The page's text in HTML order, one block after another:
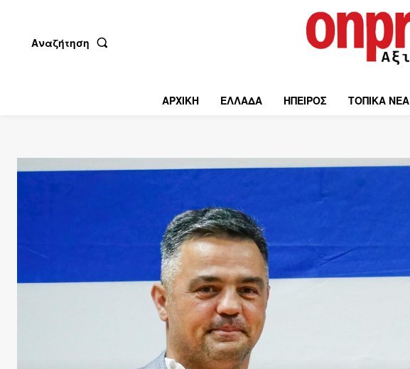
Αναζήτηση
ΑΡΧΙΚΗ ΕΛΛΑΔΑ ΗΠΕΙΡΟΣ ΤΟΠΙΚΑ ΝΕΑ